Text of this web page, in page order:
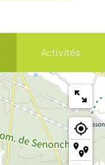
Activités